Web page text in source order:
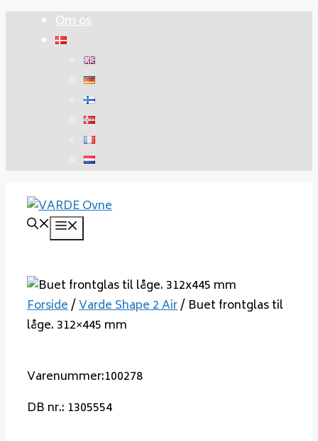
Om os
Forside/Varde Shape 2 Air/ Buet frontglas til
låge. 312×445 mm
Varenummer:100278
DB nr.: 1305554